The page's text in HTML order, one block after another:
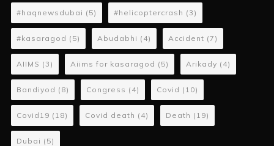
#haqnewsdubai (5) #helicoptercrash (3)
#kasaragod (5) Abudabhi (4) Accident (7)
AIIMS (3) Aiims for kasaragod (5) Arikady (4)
Bandiyod (8) Congress (4) Covid (10)
Covid19 (18) Covid death (4) Death (19)
Dubai (5)